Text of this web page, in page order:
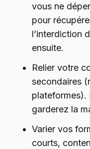
vous ne
pour
l’interdiction
ensuite.
Relier votre
secondaires
plateformes).
garderez la
Varier vos
courts,